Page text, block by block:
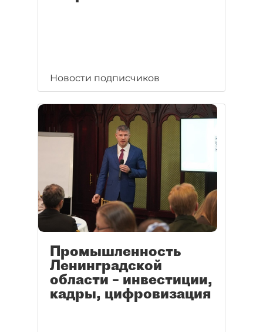
Новости подписчиков
Промышленность
Ленинградской
области – инвестиции,
кадры, цифровизация